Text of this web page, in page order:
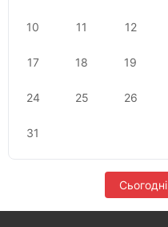
10 11 12
17 18 19
24 25 26
31
Сьогодні